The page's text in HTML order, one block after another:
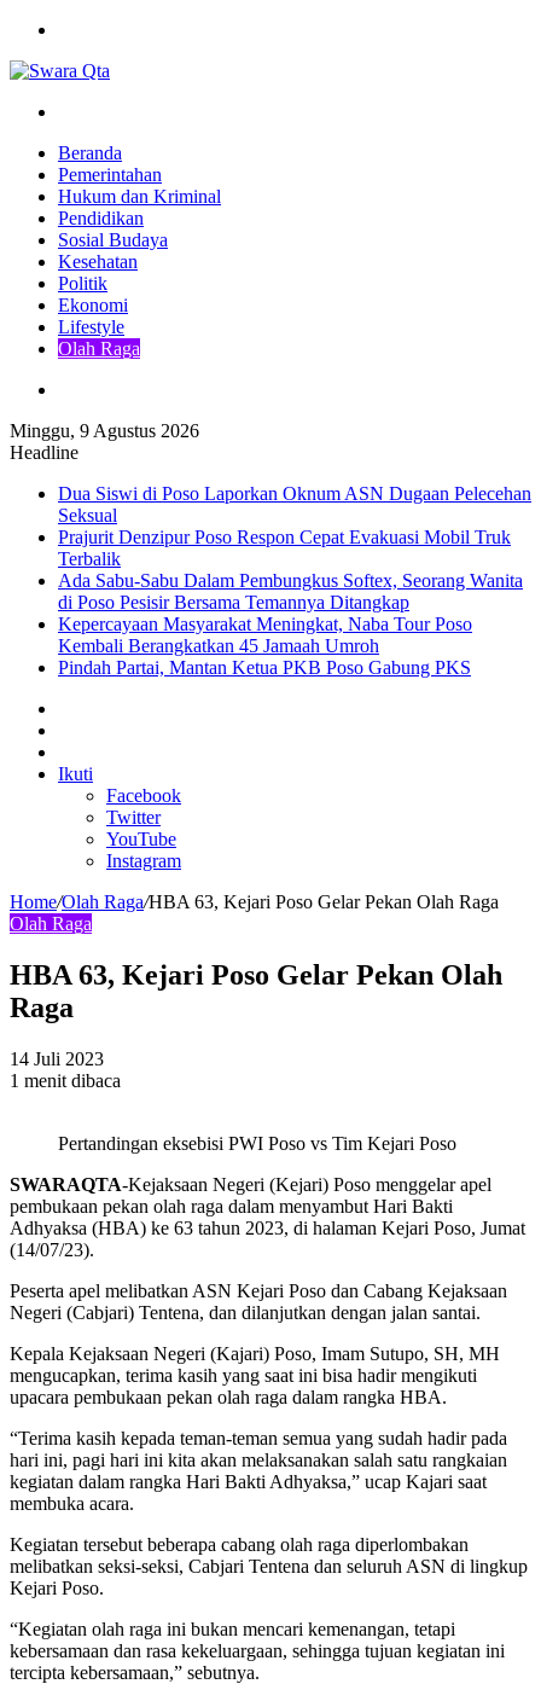
Beranda
Pemerintahan
Hukum dan Kriminal
Pendidikan
Sosial Budaya
Kesehatan
Politik
Ekonomi
Lifestyle
Olah Raga
Minggu, 9 Agustus 2026
Headline
Dua Siswi di Poso Laporkan Oknum ASN Dugaan Pelecehan
Seksual
Prajurit Denzipur Poso Respon Cepat Evakuasi Mobil Truk
Terbalik
Ada Sabu-Sabu Dalam Pembungkus Softex, Seorang Wanita
di Poso Pesisir Bersama Temannya Ditangkap
Kepercayaan Masyarakat Meningkat, Naba Tour Poso
Kembali Berangkatkan 45 Jamaah Umroh
Pindah Partai, Mantan Ketua PKB Poso Gabung PKS
In
Ikuti
Facebook
Twitter
YouTube
Instagram
Home/Olah Raga/HBA 63, Kejari Poso Gelar Pekan Olah Raga
Olah Raga
HBA 63, Kejari Poso Gelar Pekan Olah
Raga
14 Juli 2023
1 menit dibaca
Pertandingan eksebisi PWI Poso vs Tim Kejari Poso
SWARAQTA-Kejaksaan Negeri (Kejari) Poso menggelar apel
pembukaan pekan olah raga dalam menyambut Hari Bakti
Adhyaksa (HBA) ke 63 tahun 2023, di halaman Kejari Poso, Jumat
(14/07/23).
Peserta apel melibatkan ASN Kejari Poso dan Cabang Kejaksaan
Negeri (Cabjari) Tentena, dan dilanjutkan dengan jalan santai.
Kepala Kejaksaan Negeri (Kajari) Poso, Imam Sutupo, SH, MH
mengucapkan, terima kasih yang saat ini bisa hadir mengikuti
upacara pembukaan pekan olah raga dalam rangka HBA.
“Terima kasih kepada teman-teman semua yang sudah hadir pada
hari ini, pagi hari ini kita akan melaksanakan salah satu rangkaian
kegiatan dalam rangka Hari Bakti Adhyaksa,” ucap Kajari saat
membuka acara.
Kegiatan tersebut beberapa cabang olah raga diperlombakan
melibatkan seksi-seksi, Cabjari Tentena dan seluruh ASN di lingkup
Kejari Poso.
“Kegiatan olah raga ini bukan mencari kemenangan, tetapi
kebersamaan dan rasa kekeluargaan, sehingga tujuan kegiatan ini
tercipta kebersamaan,” sebutnya.